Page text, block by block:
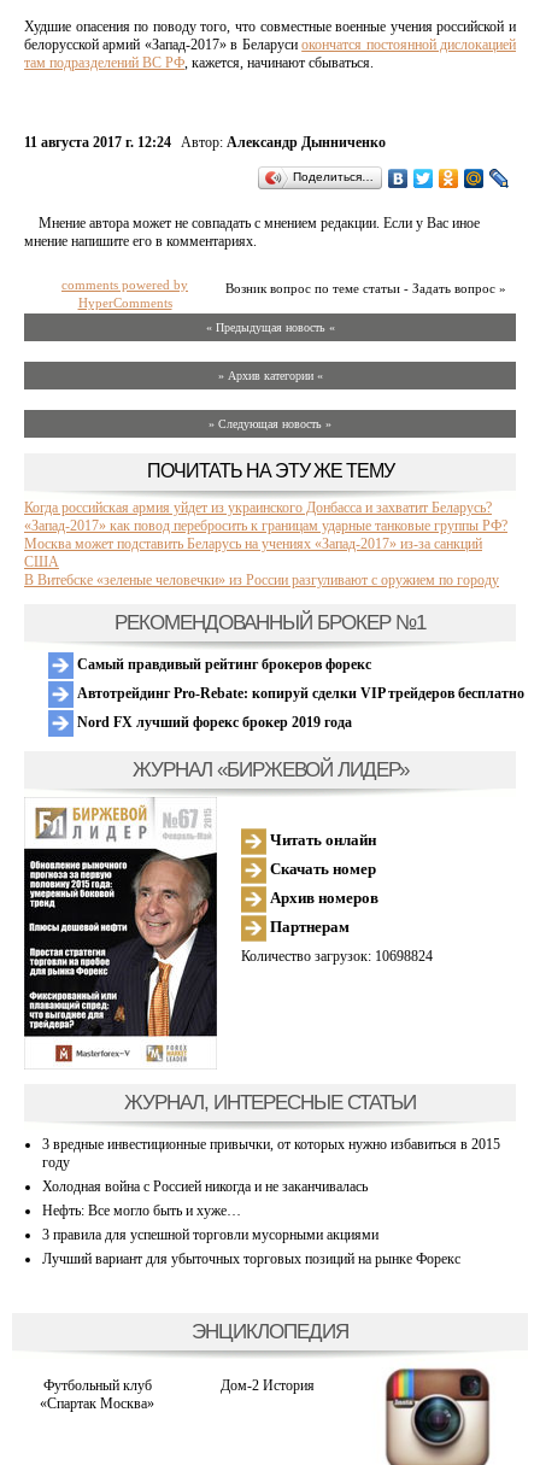
Худшие опасения по поводу того, что совместные военные учения российской и
белорусской армий «Запад-2017» в Беларусиокончатся постоянной дислокацией
там подразделений ВС РФ , кажется, начинают сбываться.
11 августа 2017 г. 12:24 Автор: Александр Дынниченко
Поделиться…
Мнение автора может не совпадать с мнением редакции. Если у Вас иное
мнение напишите его в комментариях.
Возник вопрос по теме статьи - Задать вопрос »
comments powered by
HyperComments
« Предыдущая новость «
» Архив категории «
» Следующая новость »
ПОЧИТАТЬ НА ЭТУ ЖЕ ТЕМУ
Когда российская армия уйдет из украинского Донбасса и захватит Беларусь?
«Запад-2017» как повод перебросить к границам ударные танковые группы РФ?
Москва может подставить Беларусь на учениях «Запад-2017» из-за санкций
США
В Витебске «зеленые человечки» из России разгуливают с оружием по городу
РЕКОМЕНДОВАННЫЙ БРОКЕР №1
Самый правдивый рейтинг брокеров форекс
Автотрейдинг Pro-Rebate: копируй сделки VIP трейдеров бесплатно
Nord FX лучший форекс брокер 2019 года
ЖУРНАЛ «БИРЖЕВОЙ ЛИДЕР»
Читать онлайн
Скачать номер
Архив номеров
Партнерам
Количество загрузок: 10698824
ЖУРНАЛ, ИНТЕРЕСНЫЕ СТАТЬИ
3 вредные инвестиционные привычки, от которых нужно избавиться в 2015
году
Холодная война с Россией никогда и не заканчивалась
Нефть: Все могло быть и хуже…
3 правила для успешной торговли мусорными акциями
Лучший вариант для убыточных торговых позиций на рынке Форекс
ЭНЦИКЛОПЕДИЯ
Футбольный клуб
«Спартак Москва»
Дом-2 История